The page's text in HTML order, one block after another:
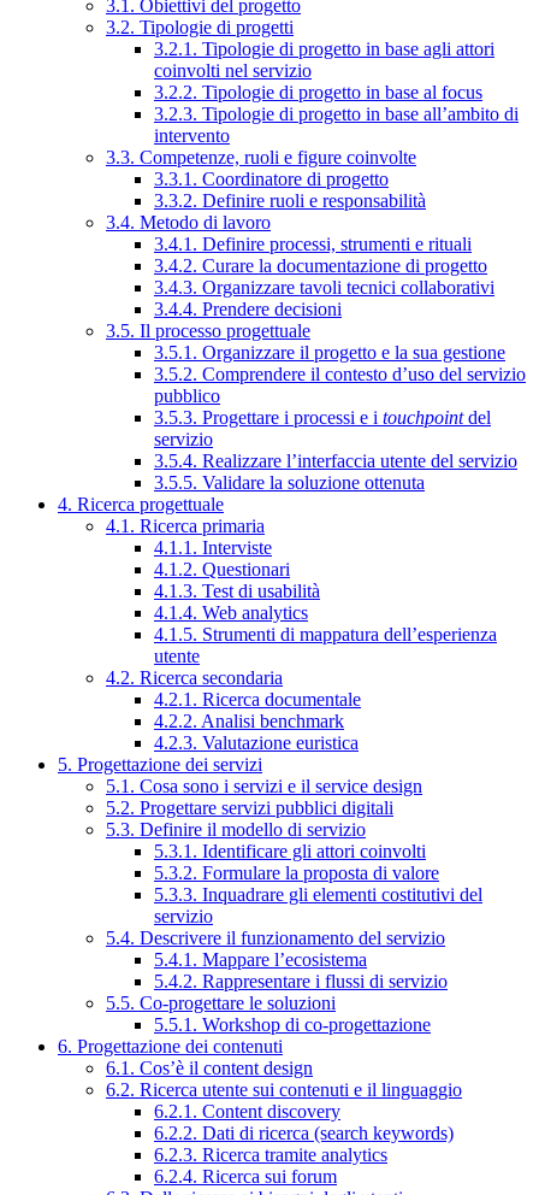
3.1. Obiettivi del progetto
3.2. Tipologie di progetti
3.2.1. Tipologie di progetto in base agli attori
coinvolti nel servizio
3.2.2. Tipologie di progetto in base al focus
3.2.3. Tipologie di progetto in base all’ambito di
intervento
3.3. Competenze, ruoli e figure coinvolte
3.3.1. Coordinatore di progetto
3.3.2. Definire ruoli e responsabilità
3.4. Metodo di lavoro
3.4.1. Definire processi, strumenti e rituali
3.4.2. Curare la documentazione di progetto
3.4.3. Organizzare tavoli tecnici collaborativi
3.4.4. Prendere decisioni
3.5. Il processo progettuale
3.5.1. Organizzare il progetto e la sua gestione
3.5.2. Comprendere il contesto d’uso del servizio
pubblico
3.5.3. Progettare i processi e i touchpointdel
servizio
3.5.4. Realizzare l’interfaccia utente del servizio
3.5.5. Validare la soluzione ottenuta
4. Ricerca progettuale
4.1. Ricerca primaria
4.1.1. Interviste
4.1.2. Questionari
4.1.3. Test di usabilità
4.1.4. Web analytics
4.1.5. Strumenti di mappatura dell’esperienza
utente
4.2. Ricerca secondaria
4.2.1. Ricerca documentale
4.2.2. Analisi benchmark
4.2.3. Valutazione euristica
5. Progettazione dei servizi
5.1. Cosa sono i servizi e il service design
5.2. Progettare servizi pubblici digitali
5.3. Definire il modello di servizio
5.3.1. Identificare gli attori coinvolti
5.3.2. Formulare la proposta di valore
5.3.3. Inquadrare gli elementi costitutivi del
servizio
5.4. Descrivere il funzionamento del servizio
5.4.1. Mappare l’ecosistema
5.4.2. Rappresentare i flussi di servizio
5.5. Co-progettare le soluzioni
5.5.1. Workshop di co-progettazione
6. Progettazione dei contenuti
6.1. Cos’è il content design
6.2. Ricerca utente sui contenuti e il linguaggio
6.2.1. Content discovery
6.2.2. Dati di ricerca (search keywords)
6.2.3. Ricerca tramite analytics
6.2.4. Ricerca sui forum